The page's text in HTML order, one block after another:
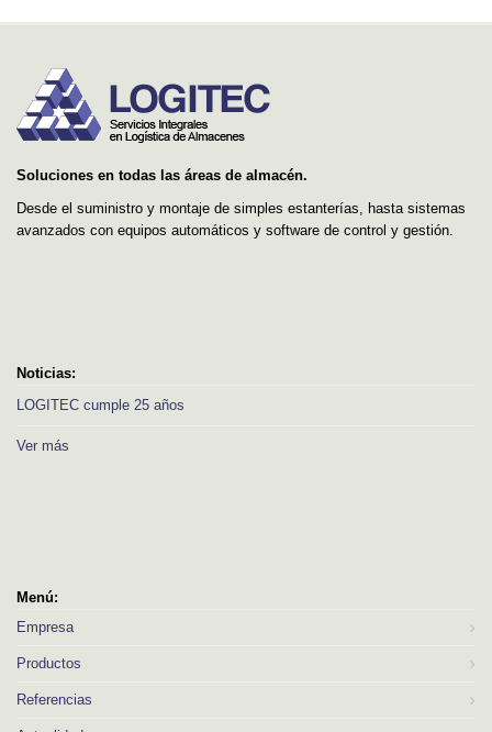
Soluciones en todas las áreas de almacén.
Desde el suministro y montaje de simples estanterías, hasta sistemas
avanzados con equipos automáticos y software de control y gestión.
Noticias:
LOGITEC cumple 25 años
Ver más
Menú:
Empresa
Productos
Referencias